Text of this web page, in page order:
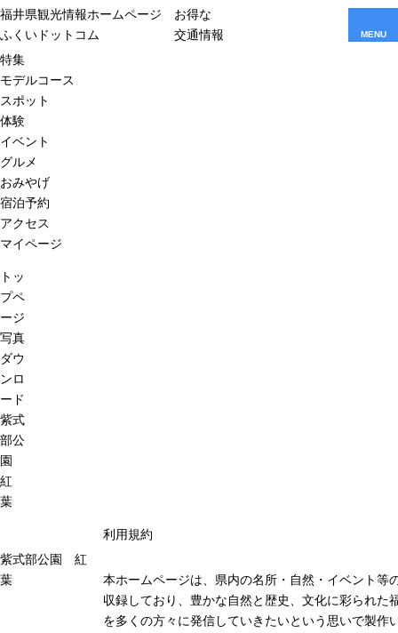
福井県観光情報ホームページ
ふくいドットコム
お得な
交通情報
MENU
特集
モデルコース
スポット
体験
イベント
グルメ
おみやげ
宿泊予約
アクセス
マイページ
トッ
プペ
ージ
写真
ダウ
ンロ
ード
紫式
部公
園
紅
葉
紫式部公園 紅
葉
利用規約
本ホームページは、県内の名所・自然・イベント等
収録しており、豊かな自然と歴史、文化に彩られた
を多くの方々に発信していきたいという思いで製作